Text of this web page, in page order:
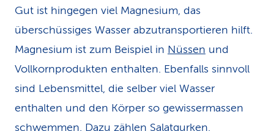
Gut ist hingegen viel Magnesium, das
überschüssiges Wasser abzutransportieren hilft.
Magnesium ist zum Beispiel in Nüssen und
Vollkornprodukten enthalten. Ebenfalls sinnvoll
sind Lebensmittel, die selber viel Wasser
enthalten und den Körper so gewissermassen
schwemmen. Dazu zählen Salatgurken,